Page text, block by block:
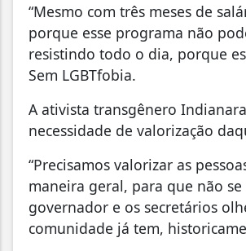
“Mesmo com três meses de
porque esse programa não
resistindo todo o dia, porque
Sem LGBTfobia.
A ativista transgênero
necessidade de valorização
“Precisamos valorizar as
maneira geral, para que não se
governador e os secretários
comunidade já tem,